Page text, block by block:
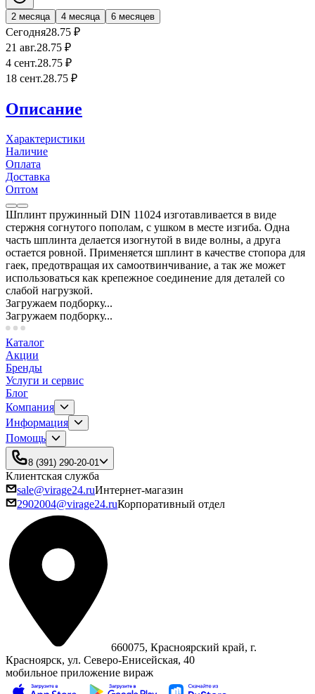
2 месяца 4 месяца 6 месяцев
Сегодня28.75 ₽
21 авг.28.75 ₽
4 сент.28.75 ₽
18 сент.28.75 ₽
Описание
Характеристики
Наличие
Оплата
Доставка
Оптом
Шплинт пружинный DIN 11024 изготавливается в виде
стержня согнутого пополам, с ушком в месте изгиба. Одна
часть шплинта делается изогнутой в виде волны, а друга
остается ровной. Применяется шплинт в качестве стопора для
гаек, предотвращая их самоотвинчивание, а так же может
использоваться как крепежное соединение для деталей со
слабой нагрузкой.
Загружаем подборку...
Загружаем подборку...
Каталог
Акции
Бренды
Услуги и сервис
Блог
Компания
Информация
Помощь
8 (391) 290-20-01
Клиентская служба
sale@virage24.ruИнтернет-магазин
2902004@virage24.ruКорпоративный отдел
660075, Красноярский край, г.
Красноярск, ул. Северо‑Енисейская, 40
мобильное приложение вираж